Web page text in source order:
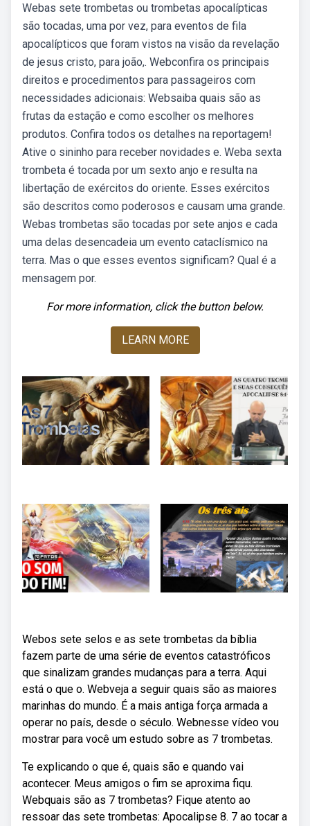
Webas sete trombetas ou trombetas apocalípticas
são tocadas, uma por vez, para eventos de fila
apocalípticos que foram vistos na visão da revelação
de jesus cristo, para joão,. Webconfira os principais
direitos e procedimentos para passageiros com
necessidades adicionais: Websaiba quais são as
frutas da estação e como escolher os melhores
produtos. Confira todos os detalhes na reportagem!
Ative o sininho para receber novidades e. Weba sexta
trombeta é tocada por um sexto anjo e resulta na
libertação de exércitos do oriente. Esses exércitos
são descritos como poderosos e causam uma grande.
Webas trombetas são tocadas por sete anjos e cada
uma delas desencadeia um evento cataclísmico na
terra. Mas o que esses eventos significam? Qual é a
mensagem por.
For more information, click the button below.
LEARN MORE
Webos sete selos e as sete trombetas da bíblia
fazem parte de uma série de eventos catastróficos
que sinalizam grandes mudanças para a terra. Aqui
está o que o. Webveja a seguir quais são as maiores
marinhas do mundo. É a mais antiga força armada a
operar no país, desde o século. Webnesse vídeo vou
mostrar para você um estudo sobre as 7 trombetas.
Te explicando o que é, quais são e quando vai
acontecer. Meus amigos o fim se aproxima fiqu.
Webquais são as 7 trombetas? Fique atento ao
ressoar das sete trombetas: Apocalipse 8. 7 ao tocar a